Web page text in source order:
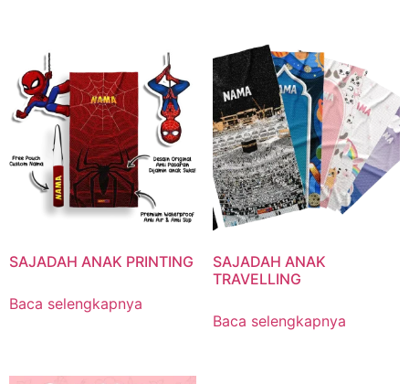
SAJADAH ANAK PRINTING
Baca selengkapnya
SAJADAH ANAK
TRAVELLING
Baca selengkapnya